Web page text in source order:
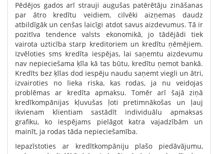
Pēdējos gados arī strauji augušas patērētāju zināšanas
par ātro kredītu veidiem, cilvēki aizņemas daudz
atbildīgāk un cenšas laicīgi atdot savus aizdevumus. Tā ir
pozitīva tendence valsts ekonomikā, jo tādējādi tiek
vairota uzticība starp kreditoriem un kredītu ņēmējiem.
Izvēloties sms kredīta iespējas, lai saņemtu aizdevumu
nav nepieciešama ķīla kā tas būtu, kredītu ņemot bankā.
Kredīts bez ķīlas dod iespēju naudu saņemt viegli un ātri,
izvairoties no lieka riska, kas rodas, ja nu veidojas
problēmas ar kredīta apmaksu. Tomēr arī šajā ziņā
kredīkompānijas kļuvušas ļoti pretimnākošas un ļauj
ikvienam klientiam sastādīt individuālu apmaksas
grafiku, ko iespējams pielāgot katra vajadzībām un
mainīt, ja rodas tāda nepieciešamība.
Iepazīstoties ar kredītkompāniju plašo piedāvājumu,